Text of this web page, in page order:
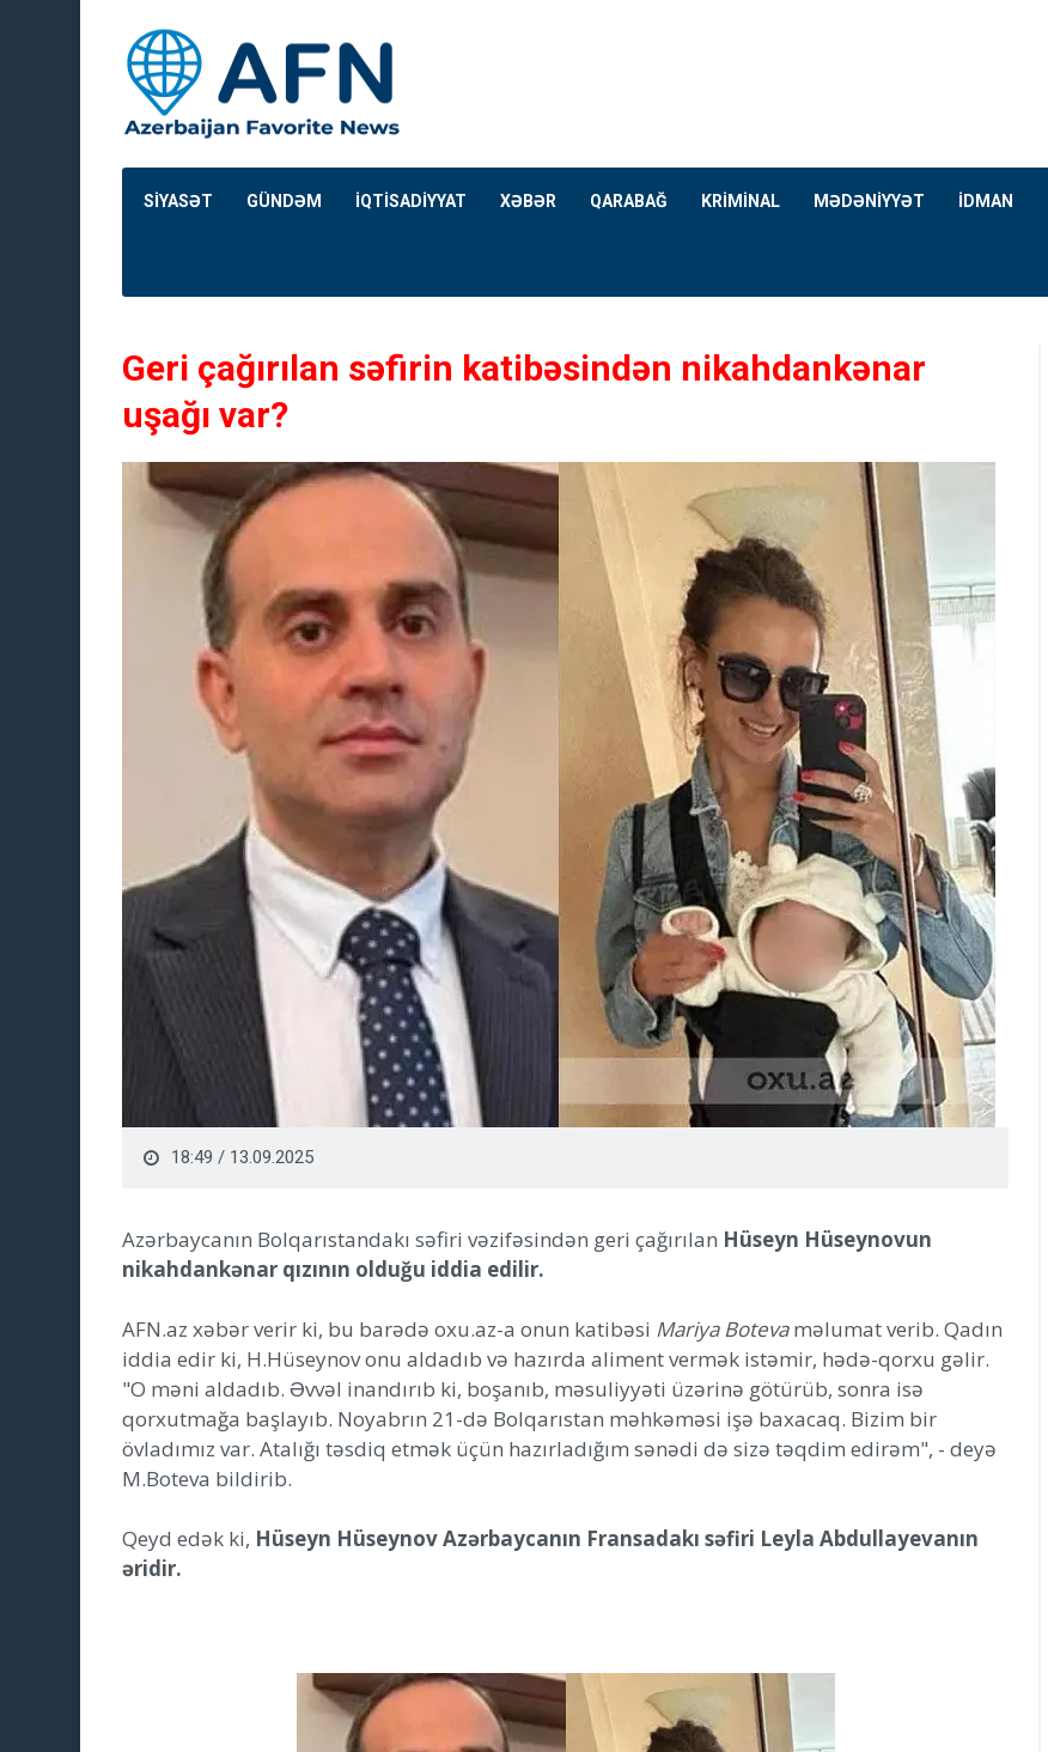
SİYASƏT GÜNDƏM İQTİSADİYYAT XƏBƏR QARABAĞ KRİMİNAL MƏDƏNİYYƏT İDMAN
Geri çağırılan səfirin katibəsindən nikahdankənar
uşağı var?
18:49 / 13.09.2025
Azərbaycanın Bolqarıstandakı səfiri vəzifəsindən geri çağırılan Hüseyn Hüseynovun
nikahdankənar qızının olduğu iddia edilir.
AFN.az xəbər verir ki, bu barədə oxu.az-a onun katibəsi Mariya Botevaməlumat verib. Qadın
iddia edir ki, H.Hüseynov onu aldadıb və hazırda aliment vermək istəmir, hədə-qorxu gəlir.
"O məni aldadıb. Əvvəl inandırıb ki, boşanıb, məsuliyyəti üzərinə götürüb, sonra isə
qorxutmağa başlayıb. Noyabrın 21-də Bolqarıstan məhkəməsi işə baxacaq. Bizim bir
övladımız var. Atalığı təsdiq etmək üçün hazırladığım sənədi də sizə təqdim edirəm", - deyə
M.Boteva bildirib.
Qeyd edək ki, Hüseyn Hüseynov Azərbaycanın Fransadakı səfiri Leyla Abdullayevanın
əridir.